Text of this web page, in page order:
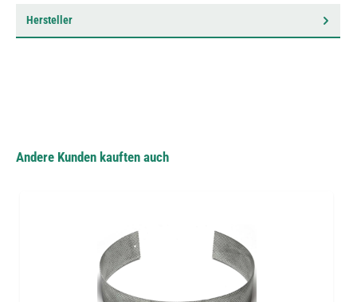
Hersteller
Andere Kunden kauften auch